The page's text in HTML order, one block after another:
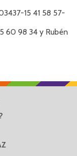
15 41 58 57-
60 98 34 y Rubén